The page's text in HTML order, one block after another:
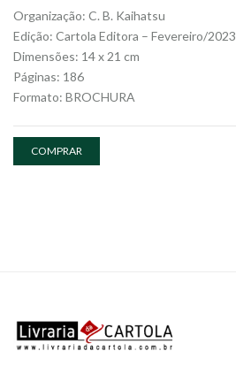
Organização: C. B. Kaihatsu
Edição: Cartola Editora – Fevereiro/2023
Dimensões: 14 x 21 cm
Páginas: 186
Formato: BROCHURA
COMPRAR